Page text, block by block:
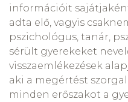
információit
adta elő, vagyis
pszichológus, tanár,
sérült gyerekeket
visszaemlékezések
aki a megértést
minden erőszakot a